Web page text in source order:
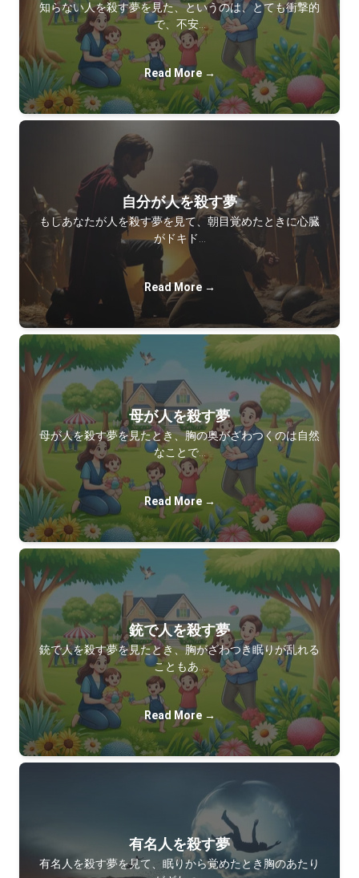
知らない人を殺す夢を見た、というのは、とても衝撃的
で、不安…
Read More →
自分が人を殺す夢
もしあなたが人を殺す夢を見て、朝目覚めたときに心臓
がドキド…
Read More →
母が人を殺す夢
母が人を殺す夢を見たとき、胸の奥がざわつくのは自然
なことで…
Read More →
銃で人を殺す夢
銃で人を殺す夢を見たとき、胸がざわつき眠りが乱れる
こともあ…
Read More →
有名人を殺す夢
有名人を殺す夢を見て、眠りから覚めたとき胸のあたり